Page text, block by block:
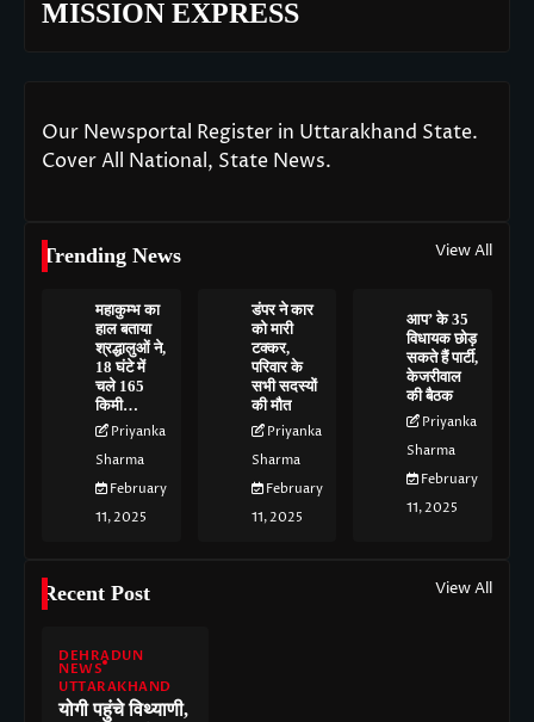
MISSION EXPRESS
Our Newsportal Register in Uttarakhand State.
Cover All National, State News.
Trending News View All
महाकुम्भ का
हाल बताया
श्रद्धालुओं ने,
18 घंटे में
चले 165
किमी…
Priyanka
Sharma
February
11, 2025
डंपर ने कार
को मारी
टक्कर,
परिवार के
सभी सदस्यों
की मौत
Priyanka
Sharma
February
11, 2025
आप’ के 35
विधायक छोड़
सकते हैं पार्टी,
केजरीवाल
की बैठक
Priyanka
Sharma
February
11, 2025
Recent Post View All
DEHRADUN
NEWS
UTTARAKHAND
योगी पहुंचे विथ्याणी,